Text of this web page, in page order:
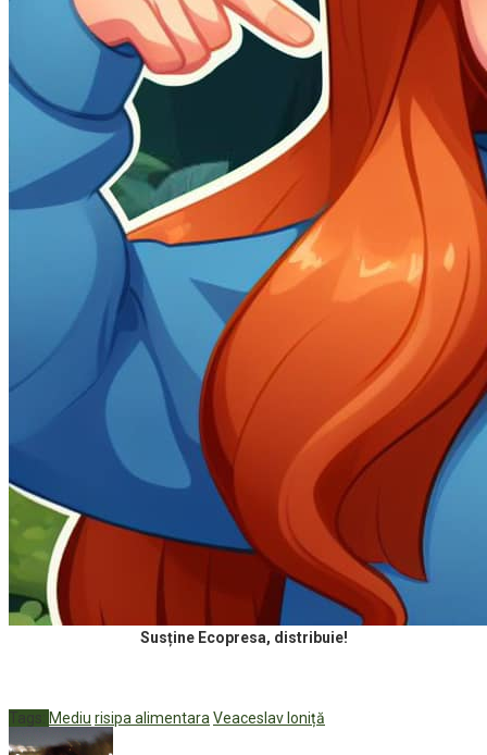
Susține Ecopresa, distribuie!
Tags: Mediu risipa alimentaraVeaceslav Ioniță